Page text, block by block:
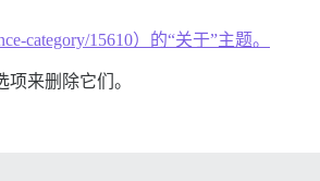
category/15610）的“关于”主题。
来删除它们。